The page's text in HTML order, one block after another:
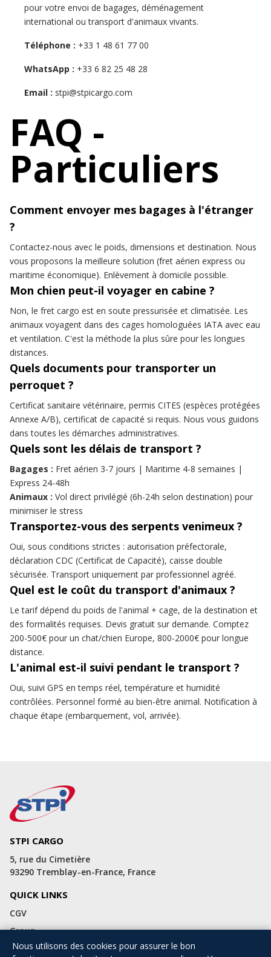
pour votre envoi de bagages, déménagement
international ou transport d'animaux vivants.
Téléphone : +33 1 48 61 77 00
WhatsApp : +33 6 82 25 48 28
Email : stpi@stpicargo.com
FAQ -
Particuliers
Comment envoyer mes bagages à l'étranger
?
Contactez-nous avec le poids, dimensions et destination. Nous
vous proposons la meilleure solution (fret aérien express ou
maritime économique). Enlèvement à domicile possible.
Mon chien peut-il voyager en cabine ?
Non, le fret cargo est en soute pressurisée et climatisée. Les
animaux voyagent dans des cages homologuées IATA avec eau
et ventilation. C'est la méthode la plus sûre pour les longues
distances.
Quels documents pour transporter un
perroquet ?
Certificat sanitaire vétérinaire, permis CITES (espèces protégées
Annexe A/B), certificat de capacité si requis. Nous vous guidons
dans toutes les démarches administratives.
Quels sont les délais de transport ?
Bagages : Fret aérien 3-7 jours | Maritime 4-8 semaines |
Express 24-48h
Animaux : Vol direct privilégié (6h-24h selon destination) pour
minimiser le stress
Transportez-vous des serpents venimeux ?
Oui, sous conditions strictes : autorisation préfectorale,
déclaration CDC (Certificat de Capacité), caisse double
sécurisée. Transport uniquement par professionnel agréé.
Quel est le coût du transport d'animaux ?
Le tarif dépend du poids de l'animal + cage, de la destination et
des formalités requises. Devis gratuit sur demande. Comptez
200-500€ pour un chat/chien Europe, 800-2000€ pour longue
distance.
L'animal est-il suivi pendant le transport ?
Oui, suivi GPS en temps réel, température et humidité
contrôlées. Personnel formé au bien-être animal. Notification à
chaque étape (embarquement, vol, arrivée).
STPI CARGO
5, rue du Cimetière
93290 Tremblay-en-France, France
QUICK LINKS
CGV
Group
STPI Worldwide
Nous utilisons des cookies pour assurer le bon